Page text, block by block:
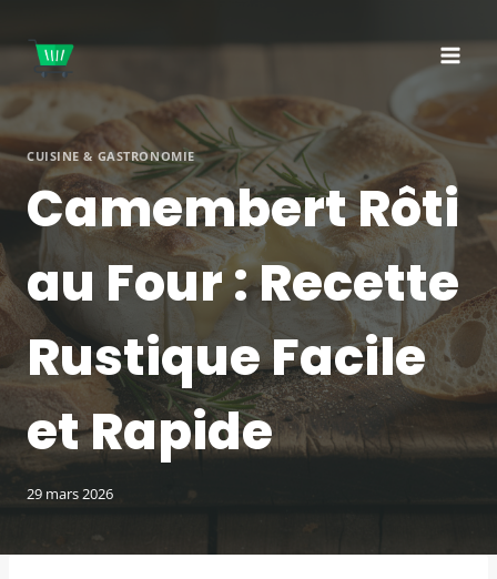
contenu
CUISINE & GASTRONOMIE
Camembert Rôti
au Four : Recette
Rustique Facile
et Rapide
29 mars 2026